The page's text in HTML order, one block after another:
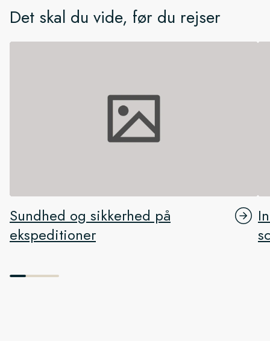
Det skal du vide, før du rejser
Sundhed og sikkerhed på
ekspeditioner